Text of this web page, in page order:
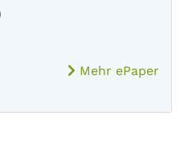
Mehr ePaper